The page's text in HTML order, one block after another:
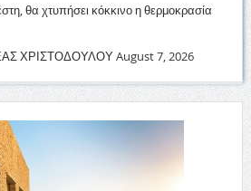
θα χτυπήσει κόκκινο η θερμοκρασία
ΧΡΙΣΤΟΔΟΥΛΟΥAugust 7, 2026